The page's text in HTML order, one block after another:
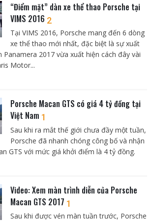
“Điểm mặt” dàn xe thể thao Porsche tại
VIMS 2016 2
Tại VIMS 2016, Porsche mang đến 6 dòng
xe thể thao mới nhất, đặc biệt là sự xuất
2017 vừa xuất hiện cách đây vài
Motor...
Porsche Macan GTS có giá 4 tỷ đồng tại
Việt Nam 1
Sau khi ra mắt thế giới chưa đầy một tuần,
Porsche đã nhanh chóng công bố và nhận
GTS với mức giá khởi điểm là 4 tỷ đồng.
Video: Xem màn trình diễn của Porsche
Macan GTS 2017 1
Sau khi được vén màn tuần trước, Porsche